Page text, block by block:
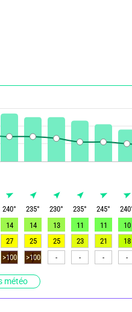
météo
240° 235° 230° 235° 245° 240
14 14 13 11 11 10
27 25 25 23 21 18
>100 >100 - - - -